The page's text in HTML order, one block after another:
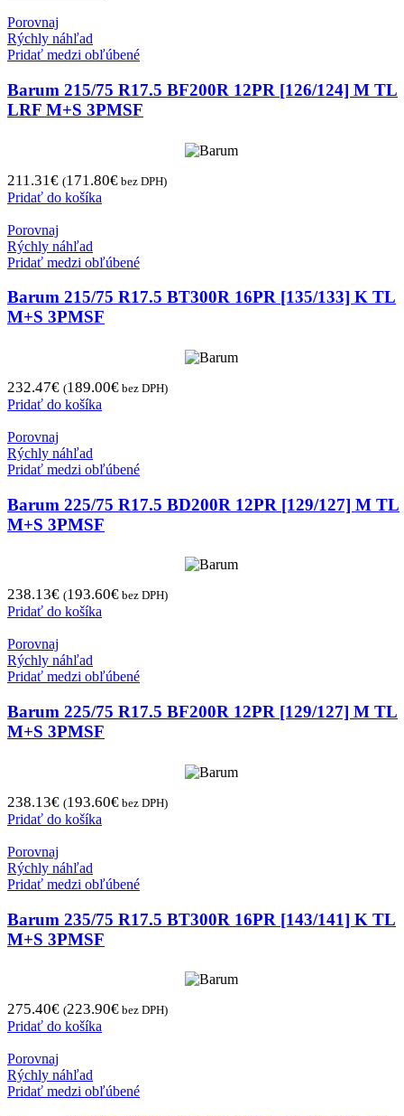
Porovnaj
Rýchly náhľad
Pridať medzi obľúbené
Barum 215/75 R17.5 BF200R 12PR [126/124] M TL
LRF M+S 3PMSF
211.31€ (171.80€ bez DPH)
Pridať do košíka
Porovnaj
Rýchly náhľad
Pridať medzi obľúbené
Barum 215/75 R17.5 BT300R 16PR [135/133] K TL
M+S 3PMSF
232.47€ (189.00€ bez DPH)
Pridať do košíka
Porovnaj
Rýchly náhľad
Pridať medzi obľúbené
Barum 225/75 R17.5 BD200R 12PR [129/127] M TL
M+S 3PMSF
238.13€ (193.60€ bez DPH)
Pridať do košíka
Porovnaj
Rýchly náhľad
Pridať medzi obľúbené
Barum 225/75 R17.5 BF200R 12PR [129/127] M TL
M+S 3PMSF
238.13€ (193.60€ bez DPH)
Pridať do košíka
Porovnaj
Rýchly náhľad
Pridať medzi obľúbené
Barum 235/75 R17.5 BT300R 16PR [143/141] K TL
M+S 3PMSF
275.40€ (223.90€ bez DPH)
Pridať do košíka
Porovnaj
Rýchly náhľad
Pridať medzi obľúbené